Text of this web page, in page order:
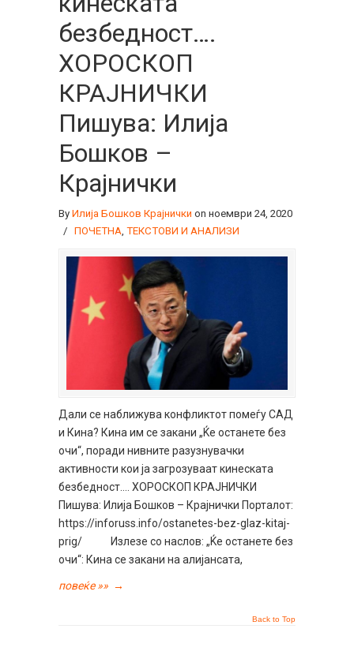
безбедност….
ХОРОСКОП
КРАЈНИЧКИ
Пишува: Илија
Бошков –
Крајнички
By Илија Бошков Крајнички on ноември 24, 2020
/ ПОЧЕТНА ТЕКСТОВИ И АНАЛИЗИ
Дали се наближува конфликтот помеѓу САД
и Кина? Кина им се закани „Ќе останете без
очи“, поради нивните разузнувачки
активности кои ја загрозуваат кинеската
безбедност…. ХОРОСКОП КРАЈНИЧКИ
Пишува: Илија Бошков – Крајнички Порталот:
https://inforuss.info/ostanetes-bez-glaz-kitaj-
prig/ Излезе со наслов: „Ќе останете без
очи“: Кина се закани на алијансата,
повеќе »» →
Back to Top